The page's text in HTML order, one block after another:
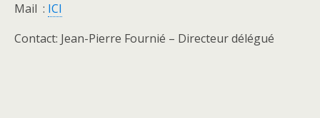
Mail : ICI
Contact: Jean-Pierre Fournié – Directeur délégué